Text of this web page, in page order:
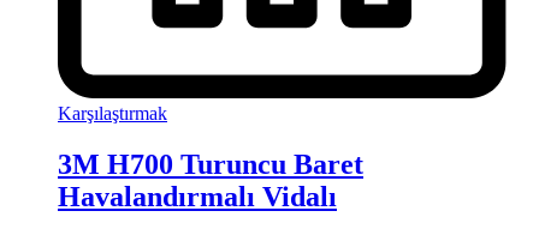
Karşılaştırmak
3M H700 Turuncu Baret
Havalandırmalı Vidalı